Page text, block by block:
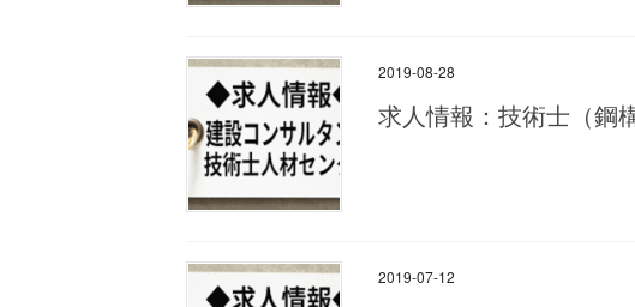
2019-08-28
求人情報：技術士（鋼
2019-07-12